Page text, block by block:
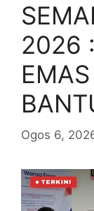
2026
Ogos 6,